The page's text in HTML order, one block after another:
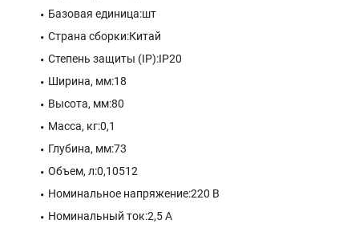
Базовая единица:шт
Страна сборки:Китай
Степень защиты (IP):IP20
Ширина, мм:18
Высота, мм:80
Масса, кг:0,1
Глубина, мм:73
Объем, л:0,10512
Номинальное напряжение:220 В
Номинальный ток:2,5 A